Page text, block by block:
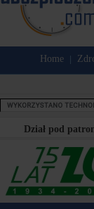
Home
Dział pod